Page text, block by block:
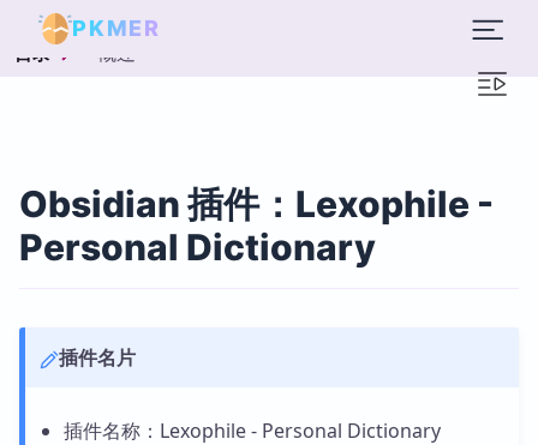
PKMER
目录 概述
Obsidian 插件：Lexophile -
Personal Dictionary
插件名片
插件名称：Lexophile - Personal Dictionary